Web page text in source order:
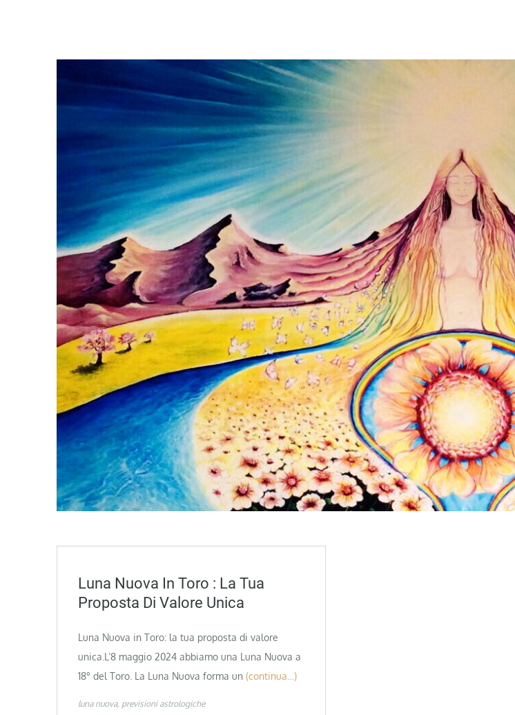
Luna Nuova In Toro : La Tua
Proposta Di Valore Unica
Luna Nuova in Toro: la tua proposta di valore
unica.L’8 maggio 2024 abbiamo una Luna Nuova a
18° del Toro. La Luna Nuova forma un (continua…)
luna nuova previsioni astrologiche